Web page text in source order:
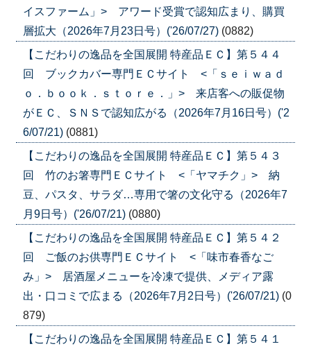
イスファーム」> アワード受賞で認知広まり、購買
層拡大（2026年7月23日号）('26/07/27) (0882)
【こだわりの逸品を全国展開 特産品ＥＣ】第５４４
回 ブックカバー専門ＥＣサイト <「ｓｅｉｗａｄ
ｏ．ｂｏｏｋ．ｓｔｏｒｅ．」> 来店客への販促物
がＥＣ、ＳＮＳで認知広がる（2026年7月16日号）('2
6/07/21) (0881)
【こだわりの逸品を全国展開 特産品ＥＣ】第５４３
回 竹のお箸専門ＥＣサイト <「ヤマチク」> 納
豆、パスタ、サラダ…専用で箸の文化守る（2026年7
月9日号）('26/07/21) (0880)
【こだわりの逸品を全国展開 特産品ＥＣ】第５４２
回 ご飯のお供専門ＥＣサイト <「味市春香なご
み」> 居酒屋メニューを冷凍で提供、メディア露
出・口コミで広まる（2026年7月2日号）('26/07/21) (0
879)
【こだわりの逸品を全国展開 特産品ＥＣ】第５４１